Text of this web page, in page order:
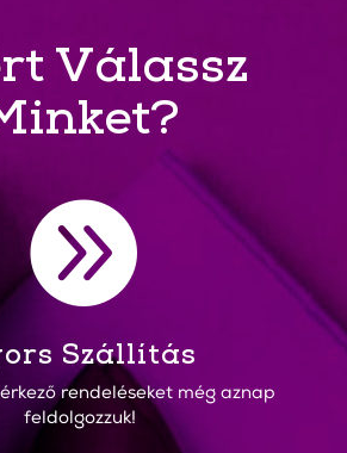
Válassz

Szállítás
rendeléseket még aznap
feldolgozzuk!